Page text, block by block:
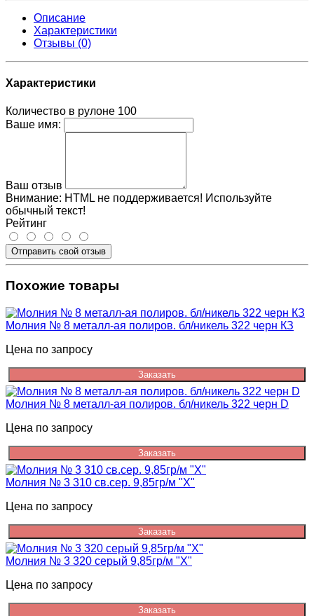
Описание
Характеристики
Отзывы (0)
Характеристики
Количество в рулоне 100
Ваше имя:
Ваш отзыв
Внимание: HTML не поддерживается! Используйте
обычный текст!
Рейтинг
Отправить свой отзыв
Похожие товары
Молния № 8 металл-ая полиров. бл/никель 322 черн КЗ
Цена по запросу
Заказать
Молния № 8 металл-ая полиров. бл/никель 322 черн D
Цена по запросу
Заказать
Молния № 3 310 св.сер. 9,85гр/м "Х"
Цена по запросу
Заказать
Молния № 3 320 серый 9,85гр/м "Х"
Цена по запросу
Заказать